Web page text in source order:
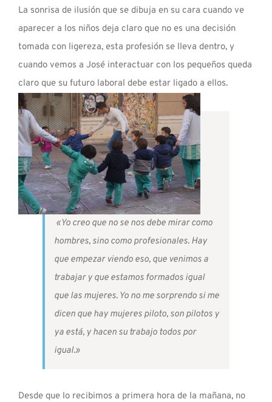
La sonrisa de ilusión que se dibuja en su cara cuando ve
aparecer a los niños deja claro que no es una decisión
tomada con ligereza, esta profesión se lleva dentro, y
cuando vemos a José interactuar con los pequeños queda
claro que su futuro laboral debe estar ligado a ellos.
«Yo creo que no se nos debe mirar como
hombres, sino como profesionales. Hay
que empezar viendo eso, que venimos a
trabajar y que estamos formados igual
que las mujeres. Yo no me sorprendo si me
dicen que hay mujeres piloto, son pilotos y
ya está, y hacen su trabajo todos por
igual.»
Desde que lo recibimos a primera hora de la mañana, no